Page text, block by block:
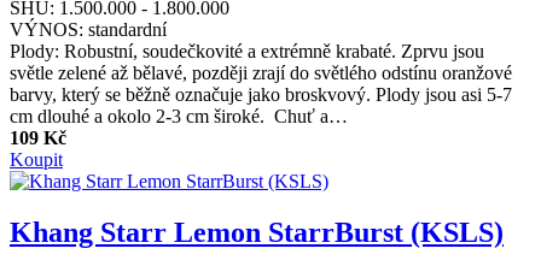
SHU: 1.500.000 - 1.800.000
VÝNOS: standardní
Plody: Robustní, soudečkovité a extrémně krabaté. Zprvu jsou
světle zelené až bělavé, později zrají do světlého odstínu oranžové
barvy, který se běžně označuje jako broskvový. Plody jsou asi 5-7
cm dlouhé a okolo 2-3 cm široké. Chuť a…
109 Kč
Koupit
Khang Starr Lemon StarrBurst (KSLS)